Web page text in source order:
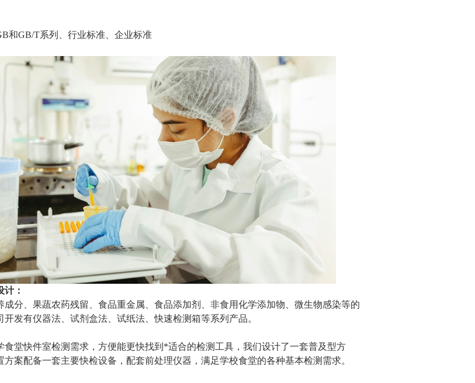
和GB/T系列、行业标准、企业标准
计：
成分、果蔬农药残留、食品重金属、食品添加剂、非食用化学添加物、微生物感染等的
开发有仪器法、试剂盒法、试纸法、快速检测箱等系列产品。
食堂快件室检测需求，方便能更快找到*适合的检测工具，我们设计了一套普及型方
方案配备一套主要快检设备，配套前处理仪器，满足学校食堂的各种基本检测需求。